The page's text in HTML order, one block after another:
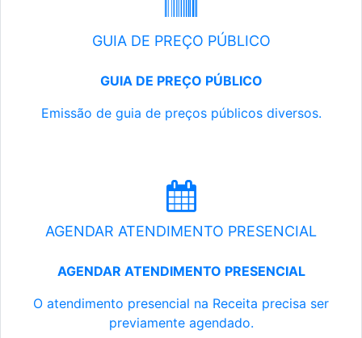
GUIA DE PREÇO PÚBLICO
GUIA DE PREÇO PÚBLICO
Emissão de guia de preços públicos diversos.
AGENDAR ATENDIMENTO PRESENCIAL
AGENDAR ATENDIMENTO PRESENCIAL
O atendimento presencial na Receita precisa ser
previamente agendado.